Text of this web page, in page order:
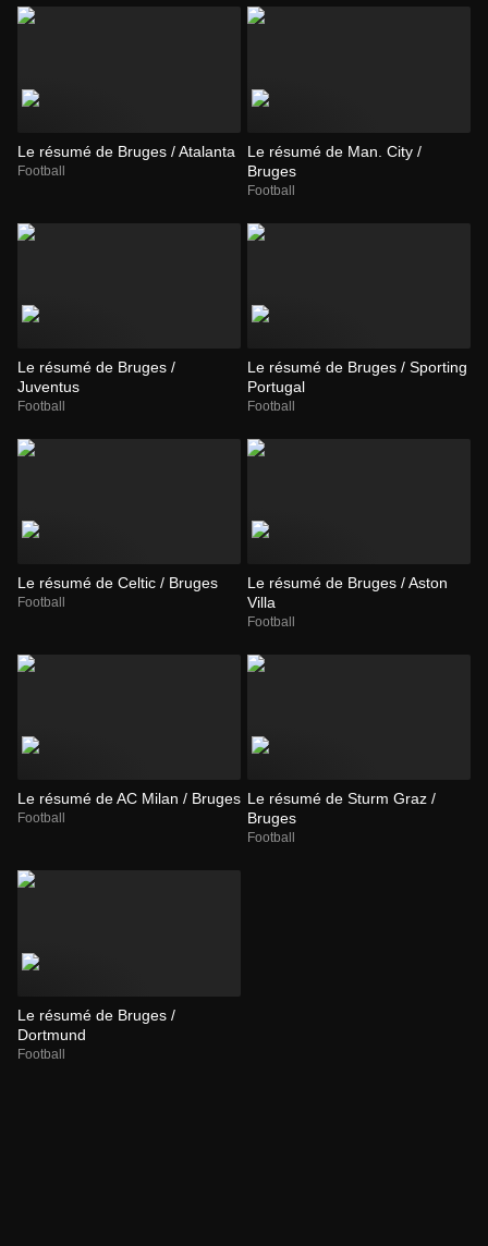
Le résumé de Bruges / Atalanta
Football
Le résumé de Man. City /
Bruges
Football
Le résumé de Bruges /
Juventus
Football
Le résumé de Bruges / Sporting
Portugal
Football
Le résumé de Celtic / Bruges
Football
Le résumé de Bruges / Aston
Villa
Football
Le résumé de AC Milan / Bruges
Football
Le résumé de Sturm Graz /
Bruges
Football
Le résumé de Bruges /
Dortmund
Football